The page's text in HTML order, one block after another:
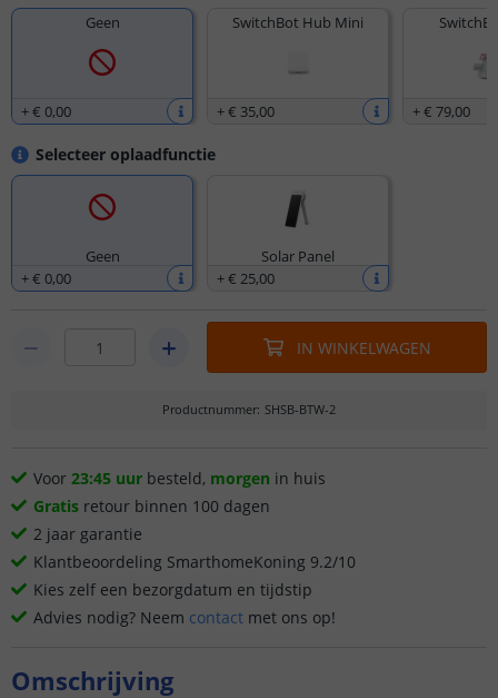
Geen
+€ 0,00
SwitchBot Hub Mini
+€ 35,00 +€ 79,00
Selecteer oplaadfunctie
Geen
+€ 0,00
Solar Panel
+€ 25,00
IN WINKELWAGEN
Productnummer: SHSB-BTW-2
Voor 23:45 uur besteld, morgen in huis
Gratis retour binnen 100 dagen
2 jaar garantie
Klantbeoordeling SmarthomeKoning 9.2/10
Kies zelf een bezorgdatum en tijdstip
Advies nodig? Neem contact met ons op!
Omschrijving